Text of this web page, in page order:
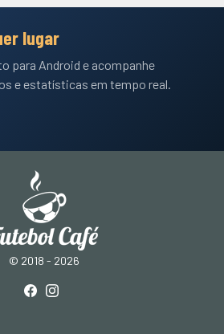
lugar
para Android e acompanhe
e estatísticas em tempo real.
© 2018 - 2026